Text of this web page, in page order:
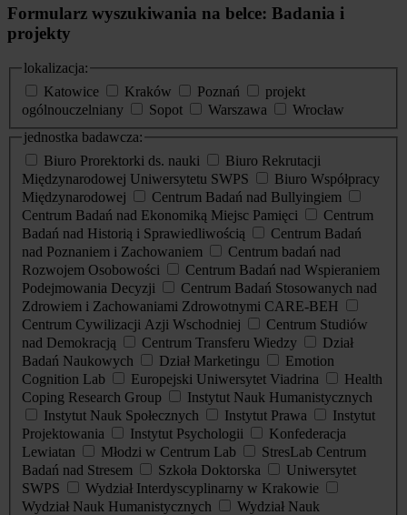
Formularz wyszukiwania na belce: Badania i
projekty
lokalizacja:
Katowice
Kraków Poznań
projekt
ogólnouczelniany
Sopot Warszawa
Wrocław
jednostka badawcza:
Biuro Prorektorki ds. nauki
Biuro Rekrutacji
Międzynarodowej Uniwersytetu SWPS
Biuro Współpracy
Międzynarodowej
Centrum Badań nad Bullyingiem
Centrum Badań nad Ekonomiką Miejsc Pamięci
Centrum
Badań nad Historią i Sprawiedliwością
Centrum Badań
nad Poznaniem i Zachowaniem
Centrum badań nad
Rozwojem Osobowości
Centrum Badań nad Wspieraniem
Podejmowania Decyzji
Centrum Badań Stosowanych nad
Zdrowiem i Zachowaniami Zdrowotnymi CARE-BEH
Centrum Cywilizacji Azji Wschodniej
Centrum Studiów
nad Demokracją
Centrum Transferu Wiedzy
Dział
Badań Naukowych
Dział Marketingu
Emotion
Cognition Lab
Europejski Uniwersytet Viadrina
Health
Coping Research Group
Instytut Nauk Humanistycznych
Instytut Nauk Społecznych
Instytut Prawa
Instytut
Projektowania
Instytut Psychologii
Konfederacja
Lewiatan
Młodzi w Centrum Lab
StresLab Centrum
Badań nad Stresem
Szkoła Doktorska
Uniwersytet
SWPS
Wydział Interdyscyplinarny w Krakowie
Wydział Nauk Humanistycznych
Wydział Nauk